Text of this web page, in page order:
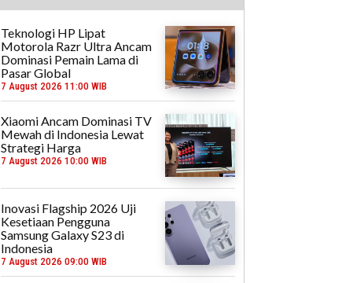
Teknologi HP Lipat
Motorola Razr Ultra Ancam
Dominasi Pemain Lama di
Pasar Global
7 August 2026 11:00 WIB
Xiaomi Ancam Dominasi TV
Mewah di Indonesia Lewat
Strategi Harga
7 August 2026 10:00 WIB
Inovasi Flagship 2026 Uji
Kesetiaan Pengguna
Samsung Galaxy S23 di
Indonesia
7 August 2026 09:00 WIB